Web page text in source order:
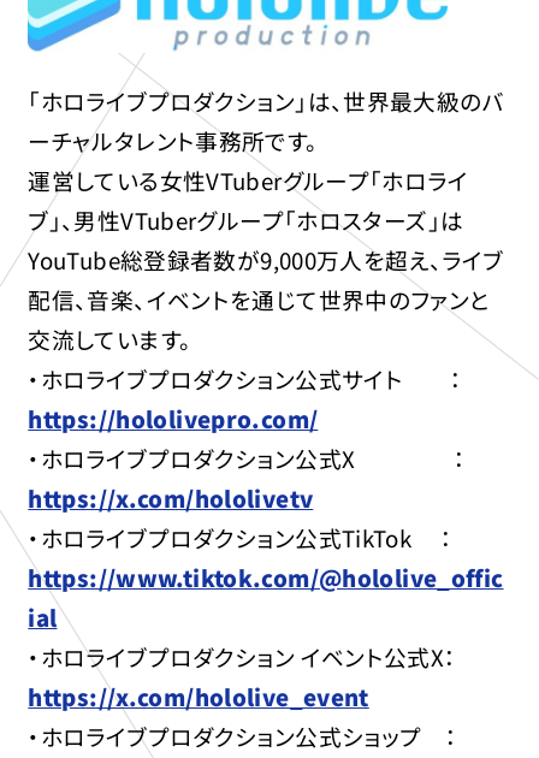
「ホロライブプロダクション」は、世界最大級のバ
ーチャルタレント事務所です。
運営している女性VTuberグループ「ホロライ
ブ」、男性VTuberグループ「ホロスターズ」は
YouTube総登録者数が9,000万人を超え、ライブ
配信、音楽、イベントを通じて世界中のファンと
交流しています。
・ホロライブプロダクション公式サイト ：
https://hololivepro.com/
・ホロライブプロダクション公式X ：
https://x.com/hololivetv
・ホロライブプロダクション公式TikTok ：
https://www.tiktok.com/@hololive_offic
ial
・ホロライブプロダクション イベント公式X：
https://x.com/hololive_event
・ホロライブプロダクション公式ショップ ：